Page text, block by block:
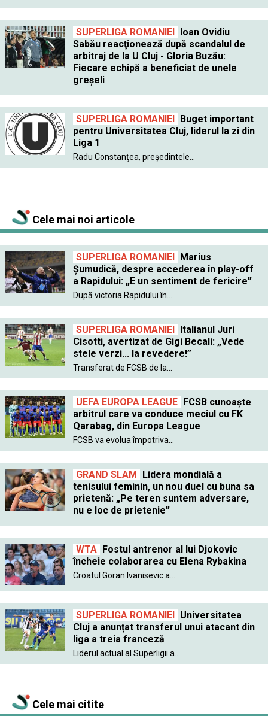
SUPERLIGA ROMANIEI
Ioan Ovidiu
Sabău reacţionează după scandalul de
arbitraj de la U Cluj - Gloria Buzău:
Fiecare echipă a beneficiat de unele
greşeli
SUPERLIGA ROMANIEI
Buget important
pentru Universitatea Cluj, liderul la zi din
Liga 1
Radu Constanţea, preşedintele...
Cele mai noi articole
SUPERLIGA ROMANIEI
Marius
Șumudică, despre accederea în play-off
a Rapidului: „E un sentiment de fericire”
După victoria Rapidului în...
SUPERLIGA ROMANIEI
Italianul Juri
Cisotti, avertizat de Gigi Becali: „Vede
stele verzi... la revedere!”
Transferat de FCSB de la...
UEFA EUROPA LEAGUE
FCSB cunoaște
arbitrul care va conduce meciul cu FK
Qarabag, din Europa League
FCSB va evolua împotriva...
GRAND SLAM
Lidera mondială a
tenisului feminin, un nou duel cu buna sa
prietenă: „Pe teren suntem adversare,
nu e loc de prietenie”
WTA
Fostul antrenor al lui Djokovic
încheie colaborarea cu Elena Rybakina
Croatul Goran Ivanisevic a...
SUPERLIGA ROMANIEI
Universitatea
Cluj a anunțat transferul unui atacant din
liga a treia franceză
Liderul actual al Superligii a...
Cele mai citite